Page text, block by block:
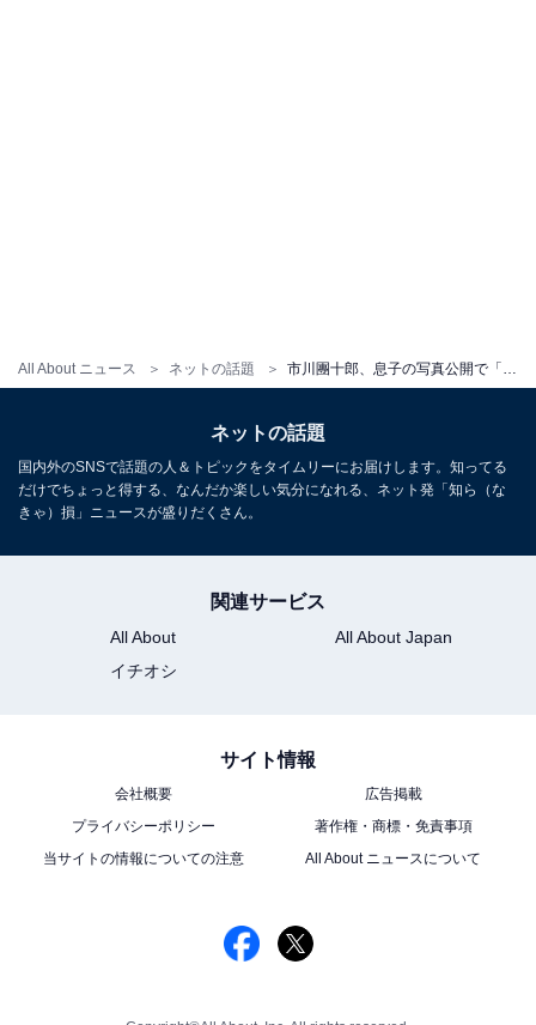
All About ニュース ネットの話題 市川團十郎、息子の写真公開で「麻央さんにそっくり」と話題に！ 「綺麗なお顔」「どんどんイケメンに」
ネットの話題
国内外のSNSで話題の人＆トピックをタイムリーにお届けします。知ってる
だけでちょっと得する、なんだか楽しい気分になれる、ネット発「知ら（な
きゃ）損」ニュースが盛りだくさん。
関連サービス
All About
All About Japan
イチオシ
サイト情報
会社概要
広告掲載
プライバシーポリシー
著作権・商標・免責事項
当サイトの情報についての注意
All About ニュースについて